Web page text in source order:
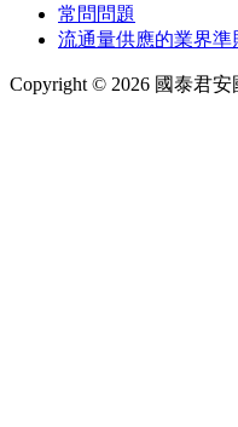
常問問題
流通量供應的業界準
Copyright © 2026 國泰君